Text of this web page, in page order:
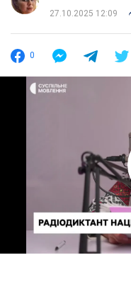
27.10.2025 12:09
0